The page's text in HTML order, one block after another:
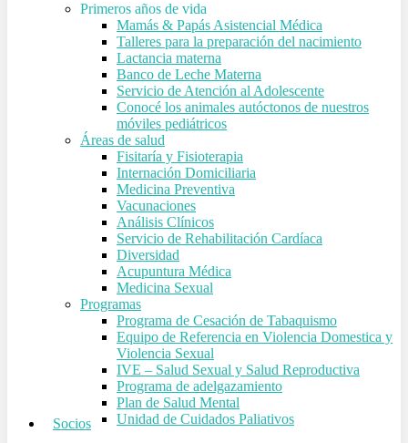
Primeros años de vida
Mamás & Papás Asistencial Médica
Talleres para la preparación del nacimiento
Lactancia materna
Banco de Leche Materna
Servicio de Atención al Adolescente
Conocé los animales autóctonos de nuestros
móviles pediátricos
Áreas de salud
Fisitaría y Fisioterapia
Internación Domiciliaria
Medicina Preventiva
Vacunaciones
Análisis Clínicos
Servicio de Rehabilitación Cardíaca
Diversidad
Acupuntura Médica
Medicina Sexual
Programas
Programa de Cesación de Tabaquismo
Equipo de Referencia en Violencia Domestica y
Violencia Sexual
IVE – Salud Sexual y Salud Reproductiva
Programa de adelgazamiento
Plan de Salud Mental
Unidad de Cuidados Paliativos
Socios